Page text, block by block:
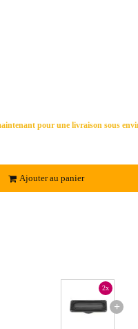
pour une livraison sous
Ajouter au panier
+
2x